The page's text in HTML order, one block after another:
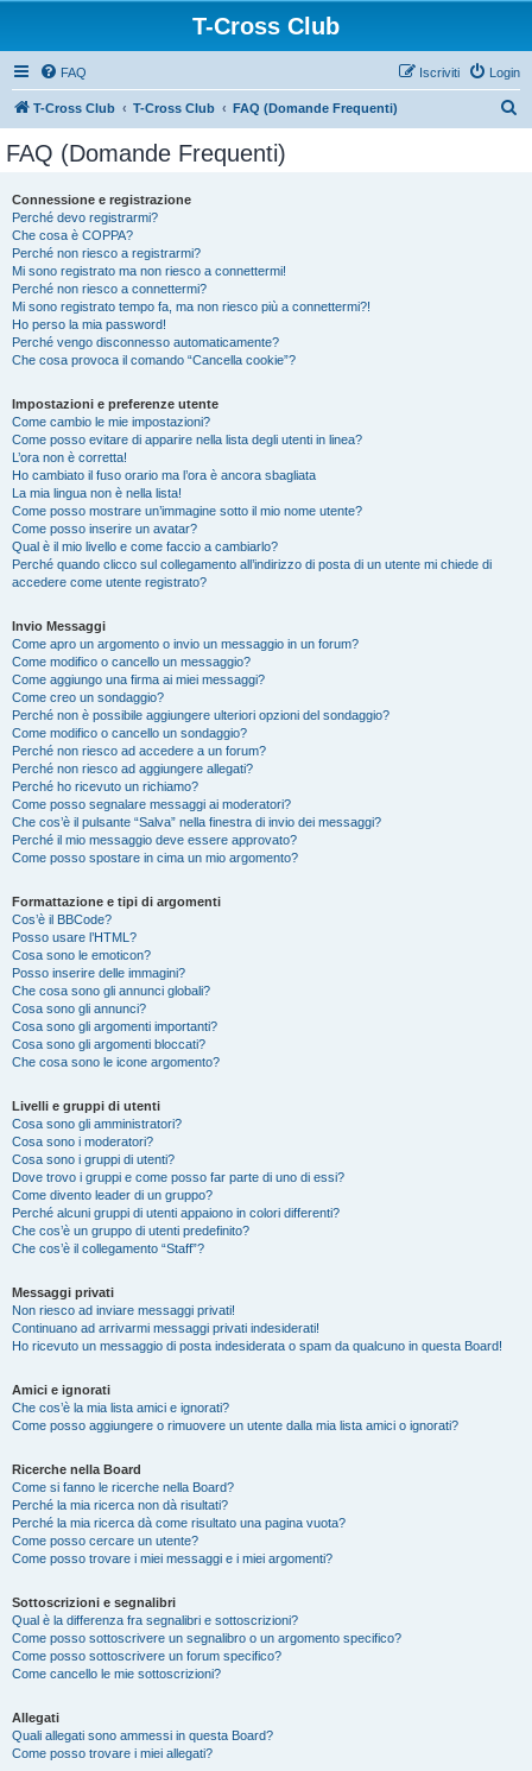
T-Cross Club
FAQ Login
Iscriviti
T-Cross Club T-Cross Club FAQ (Domande Frequenti)
FAQ (Domande Frequenti)
Connessione e registrazione
Perché devo registrarmi?
Che cosa è COPPA?
Perché non riesco a registrarmi?
Mi sono registrato ma non riesco a connettermi!
Perché non riesco a connettermi?
Mi sono registrato tempo fa, ma non riesco più a connettermi?!
Ho perso la mia password!
Perché vengo disconnesso automaticamente?
Che cosa provoca il comando “Cancella cookie”?
Impostazioni e preferenze utente
Come cambio le mie impostazioni?
Come posso evitare di apparire nella lista degli utenti in linea?
L’ora non è corretta!
Ho cambiato il fuso orario ma l’ora è ancora sbagliata
La mia lingua non è nella lista!
Come posso mostrare un’immagine sotto il mio nome utente?
Come posso inserire un avatar?
Qual è il mio livello e come faccio a cambiarlo?
Perché quando clicco sul collegamento all’indirizzo di posta di un utente mi chiede di
accedere come utente registrato?
Invio Messaggi
Come apro un argomento o invio un messaggio in un forum?
Come modifico o cancello un messaggio?
Come aggiungo una firma ai miei messaggi?
Come creo un sondaggio?
Perché non è possibile aggiungere ulteriori opzioni del sondaggio?
Come modifico o cancello un sondaggio?
Perché non riesco ad accedere a un forum?
Perché non riesco ad aggiungere allegati?
Perché ho ricevuto un richiamo?
Come posso segnalare messaggi ai moderatori?
Che cos’è il pulsante “Salva” nella finestra di invio dei messaggi?
Perché il mio messaggio deve essere approvato?
Come posso spostare in cima un mio argomento?
Formattazione e tipi di argomenti
Cos’è il BBCode?
Posso usare l’HTML?
Cosa sono le emoticon?
Posso inserire delle immagini?
Che cosa sono gli annunci globali?
Cosa sono gli annunci?
Cosa sono gli argomenti importanti?
Cosa sono gli argomenti bloccati?
Che cosa sono le icone argomento?
Livelli e gruppi di utenti
Cosa sono gli amministratori?
Cosa sono i moderatori?
Cosa sono i gruppi di utenti?
Dove trovo i gruppi e come posso far parte di uno di essi?
Come divento leader di un gruppo?
Perché alcuni gruppi di utenti appaiono in colori differenti?
Che cos’è un gruppo di utenti predefinito?
Che cos’è il collegamento “Staff”?
Messaggi privati
Non riesco ad inviare messaggi privati!
Continuano ad arrivarmi messaggi privati indesiderati!
Ho ricevuto un messaggio di posta indesiderata o spam da qualcuno in questa Board!
Amici e ignorati
Che cos’è la mia lista amici e ignorati?
Come posso aggiungere o rimuovere un utente dalla mia lista amici o ignorati?
Ricerche nella Board
Come si fanno le ricerche nella Board?
Perché la mia ricerca non dà risultati?
Perché la mia ricerca dà come risultato una pagina vuota?
Come posso cercare un utente?
Come posso trovare i miei messaggi e i miei argomenti?
Sottoscrizioni e segnalibri
Qual è la differenza fra segnalibri e sottoscrizioni?
Come posso sottoscrivere un segnalibro o un argomento specifico?
Come posso sottoscrivere un forum specifico?
Come cancello le mie sottoscrizioni?
Allegati
Quali allegati sono ammessi in questa Board?
Come posso trovare i miei allegati?